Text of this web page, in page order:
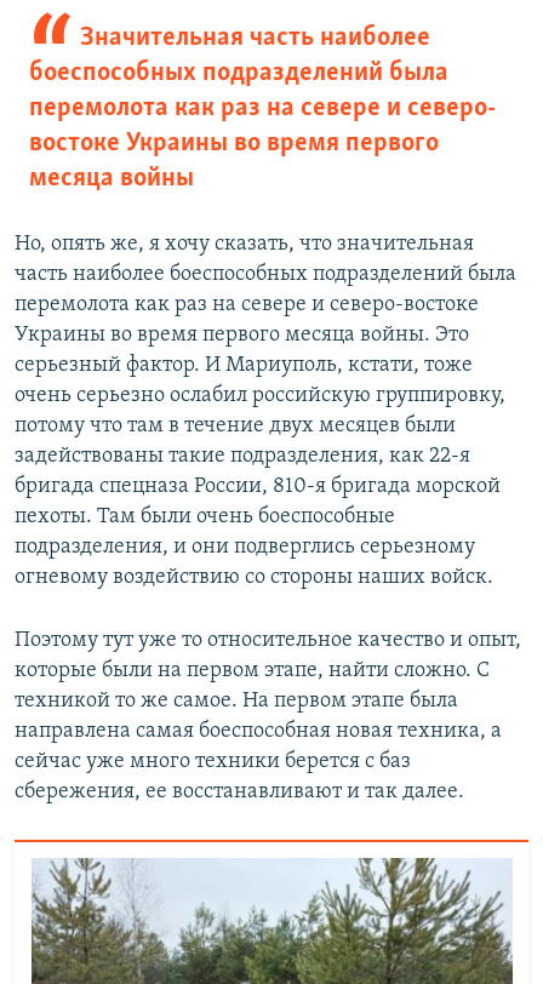
Значительная часть наиболее
боеспособных подразделений была
перемолота как раз на севере и северо-
востоке Украины во время первого
месяца войны
Но, опять же, я хочу сказать, что значительная
часть наиболее боеспособных подразделений была
перемолота как раз на севере и северо-востоке
Украины во время первого месяца войны. Это
серьезный фактор. И Мариуполь, кстати, тоже
очень серьезно ослабил российскую группировку,
потому что там в течение двух месяцев были
задействованы такие подразделения, как 22-я
бригада спецназа России, 810-я бригада морской
пехоты. Там были очень боеспособные
подразделения, и они подверглись серьезному
огневому воздействию со стороны наших войск.
Поэтому тут уже то относительное качество и опыт,
которые были на первом этапе, найти сложно. С
техникой то же самое. На первом этапе была
направлена самая боеспособная новая техника, а
сейчас уже много техники берется с баз
сбережения, ее восстанавливают и так далее.